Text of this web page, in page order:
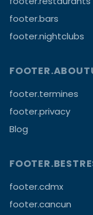
footer.bars
footer.nightclubs
footer.termines
footer.privacy
Blog
footer.cdmx
footer.cancun